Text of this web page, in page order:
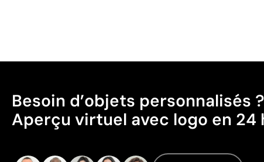
Besoin d’objets personnalisés ?
Aperçu virtuel avec logo en 24